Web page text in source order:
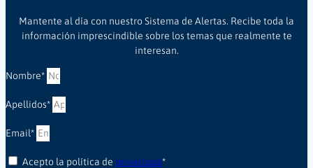
Mantente al día con nuestro Sistema de Alertas. Recibe toda la
información imprescindible sobre los temas que realmente te
interesan.
Nombre*
Apellidos*
Email*
Acepto la política de privacidad*